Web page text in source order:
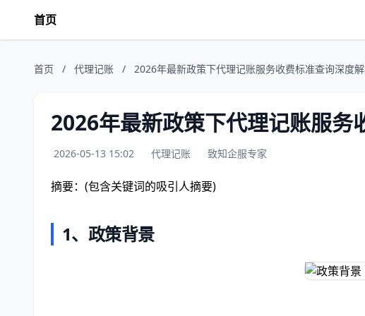
首页
首页 / 代理记账 / 2026年最新政策下代理记账服务收费标准查询深度
2026年最新政策下代理记账服务
2026-05-13 15:02 代理记账 致知企服专家
摘要：(包含关键词的吸引人摘要)
1、政策背景